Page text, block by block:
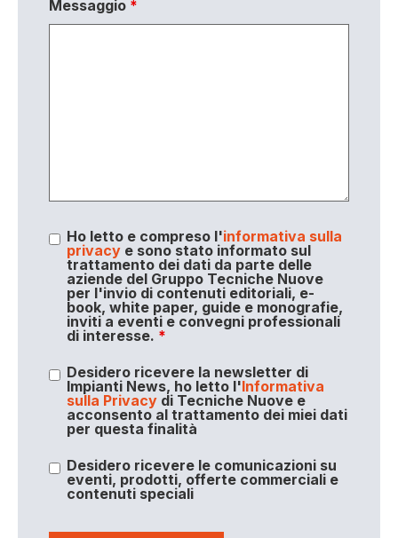
Messaggio *
Ho letto e compreso l'informativa sulla
privacye sono stato informato sul
trattamento dei dati da parte delle
aziende del Gruppo Tecniche Nuove
per l'invio di contenuti editoriali, e-
book, white paper, guide e monografie,
inviti a eventi e convegni professionali
di interesse. *
Desidero ricevere la newsletter di
Impianti News, ho letto l'Informativa
sulla Privacydi Tecniche Nuove e
acconsento al trattamento dei miei dati
per questa finalità
Desidero ricevere le comunicazioni su
eventi, prodotti, offerte commerciali e
contenuti speciali